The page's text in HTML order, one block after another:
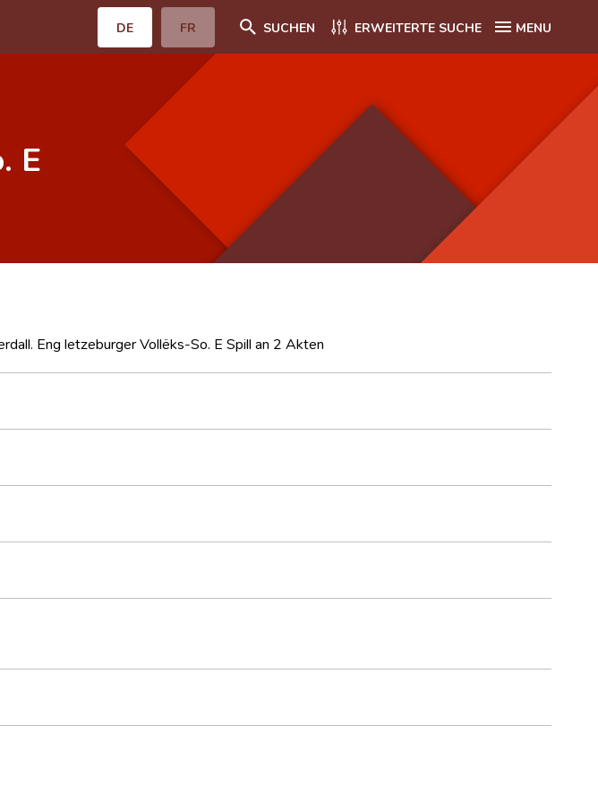
DE FR SUCHEN ERWEITERTE SUCHE MENU
E
Eng letzeburger Vollëks-So. E Spill an 2 Akten